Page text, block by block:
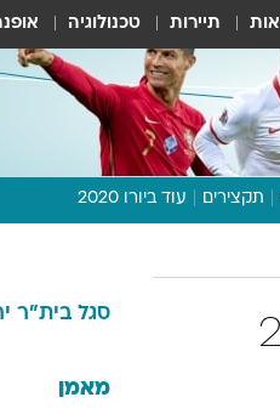
תיירות טכנולוגיה
תקצירים עוד ביורו 2020
תכנית היורו
דעות ופרשנויות
16
סגל בית"ר
מאמן